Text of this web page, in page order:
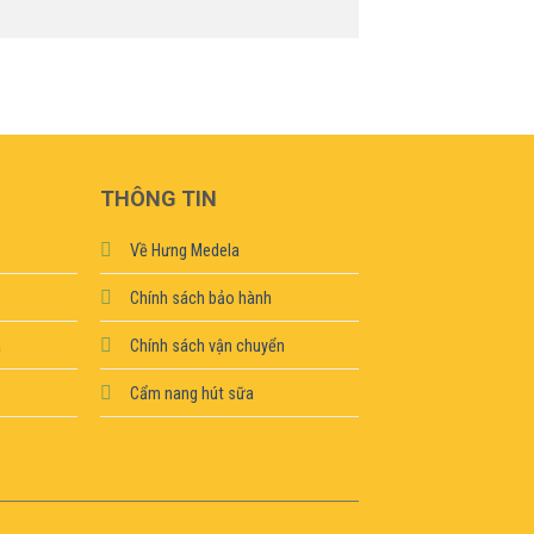
THÔNG TIN
Về Hưng Medela
Chính sách bảo hành
Chính sách vận chuyển
Cẩm nang hút sữa